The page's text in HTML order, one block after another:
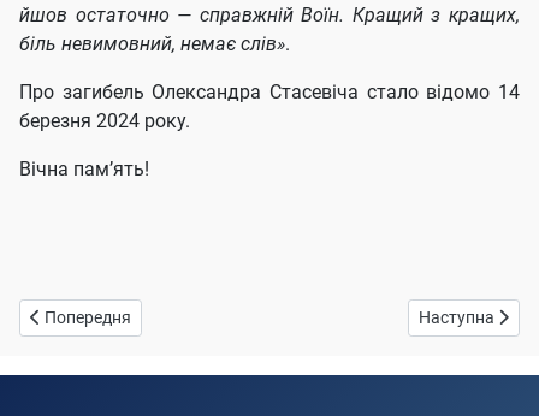
йшов остаточно — справжній Воїн. Кращий з кращих,
біль невимовний, немає слів».
Про загибель Олександра Стасевіча стало відомо 14
березня 2024 року.
Вічна пам’ять!
Попередня стаття: Дмитро Шпирин
Попередня Наступна
Наступна